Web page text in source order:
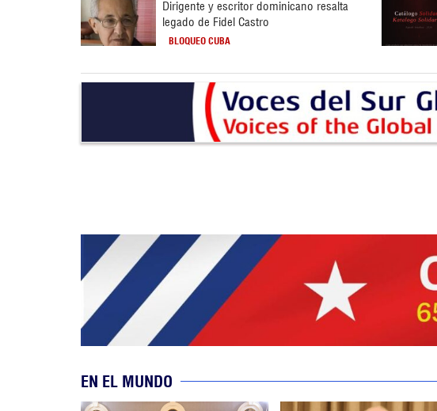
Dirigente y escritor dominicano resalta
legado de Fidel Castro
BLOQUEO CUBA
EN EL MUNDO